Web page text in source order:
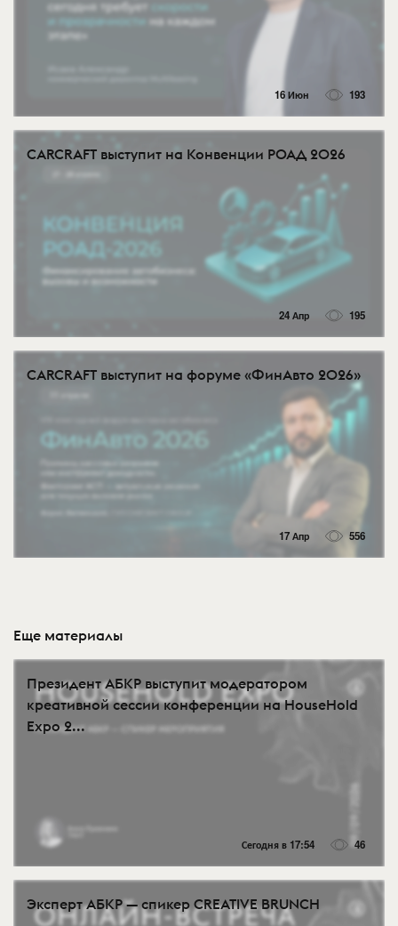
16 Июн 193
CARCRAFT выступит на Конвенции РОАД 2026
24 Апр 195
CARCRAFT выступит на форуме «ФинАвто 2026»
17 Апр 556
Еще материалы
Президент АБКР выступит модератором
креативной сессии конференции на HouseHold
Expo 2...
Сегодня в 17:54 46
Эксперт АБКР — спикер CREATIVE BRUNCH